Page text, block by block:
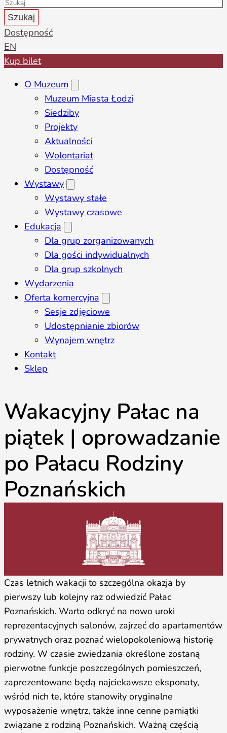
Szukaj
Dostępność
EN
Kup bilet
O Muzeum
Muzeum Miasta Łodzi
Siedziby
Projekty
Aktualności
Wolontariat
Dostępność
Wystawy
Wystawy stałe
Wystawy czasowe
Edukacja
Dla grup zorganizowanych
Dla gości indywidualnych
Dla grup szkolnych
Wydarzenia
Oferta komercyjna
Sesje zdjęciowe
Udostępnianie zbiorów
Wynajem wnętrz
Kontakt
Sklep
Wakacyjny Pałac na
piątek | oprowadzanie
po Pałacu Rodziny
Poznańskich
Czas letnich wakacji to szczególna okazja by
pierwszy lub kolejny raz odwiedzić Pałac
Poznańskich. Warto odkryć na nowo uroki
reprezentacyjnych salonów, zajrzeć do apartamentów
prywatnych oraz poznać wielopokoleniową historię
rodziny. W czasie zwiedzania określone zostaną
pierwotne funkcje poszczególnych pomieszczeń,
zaprezentowane będą najciekawsze eksponaty,
wśród nich te, które stanowiły oryginalne
wyposażenie wnętrz, także inne cenne pamiątki
związane z rodziną Poznańskich. Ważną częścią